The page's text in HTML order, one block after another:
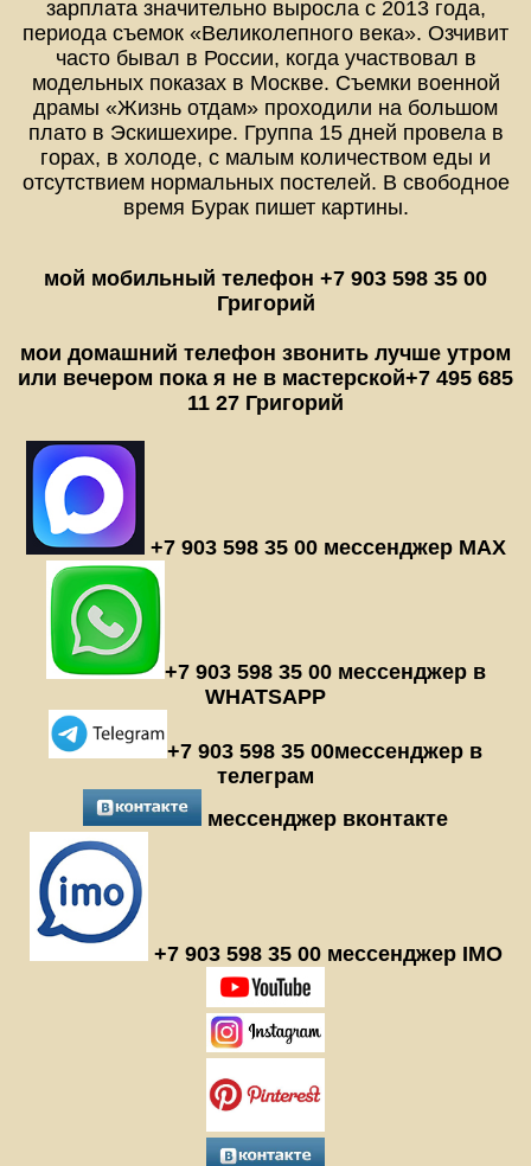
мой мобильный телефон +7 903 598 35 00
Григорий
мои домашний телефон звонить лучше утром
или вечером пока я не в мастерской+7 495 685
11 27 Григорий
+7 903 598 35 00 мессенджер MAX
+7 903 598 35 00 мессенджер в
WHATSAPP
+7 903 598 35 00мессенджер в
телеграм
мессенджер вконтакте
+7 903 598 35 00 мессенджер IMO